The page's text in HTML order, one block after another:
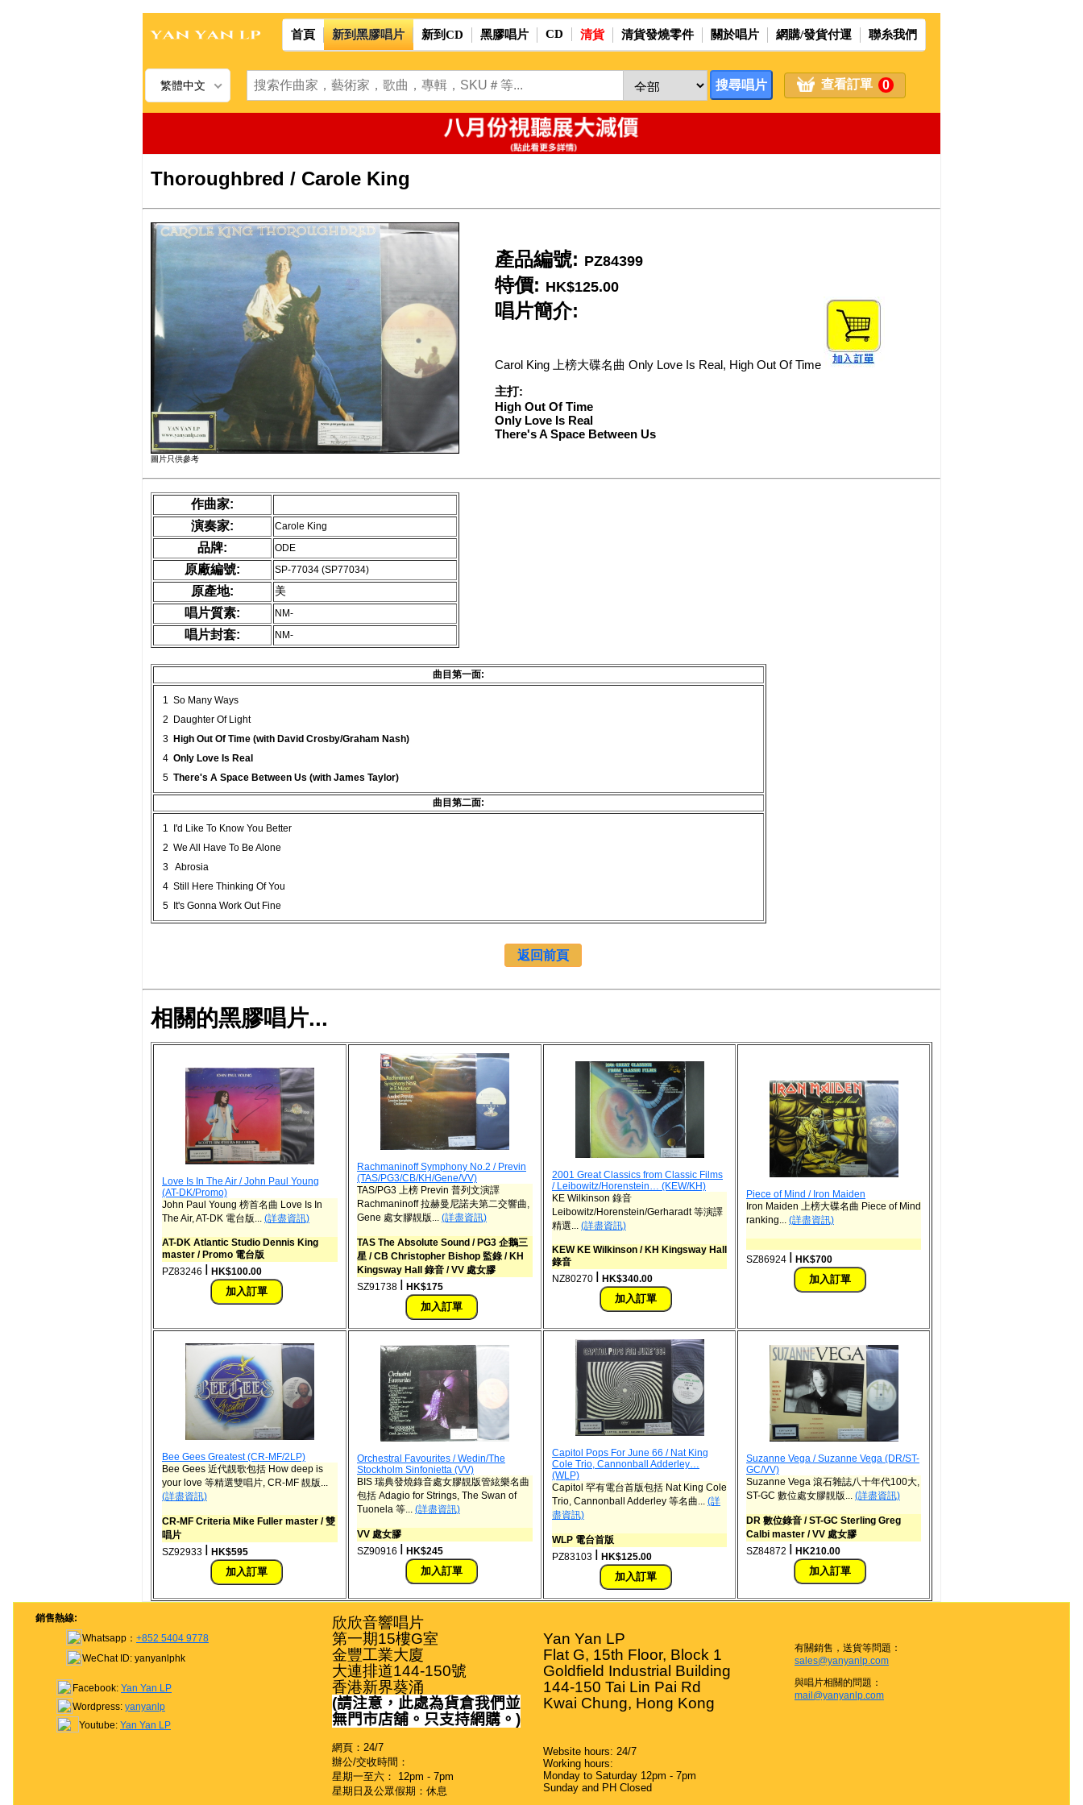
首頁 新到黑膠唱片 新到CD 黑膠唱片 CD 清貨 清貨發燒零件 關於唱片 網購/發貨付運 聯糸我們
繁體中文 查看訂單 0
Thoroughbred / Carole King
圖片只供參考
產品編號: PZ84399
特價: HK$125.00
唱片簡介:
Carol King 上榜大碟名曲 Only Love Is Real, High Out Of Time
主打:
High Out Of Time
Only Love Is Real
There's A Space Between Us
作曲家:
演奏家:
Carole King
品牌: ODE
原廠編號: SP-77034 (SP77034)
原產地: 美
唱片質素: NM-
唱片封套: NM-
曲目第一面:
1 So Many Ways
2 Daughter Of Light
3 High Out Of Time (with David Crosby/Graham Nash)
4 Only Love Is Real
5 There's A Space Between Us (with James Taylor)
曲目第二面:
1 I'd Like To Know You Better
2 We All Have To Be Alone
3 Abrosia
4 Still Here Thinking Of You
5 It's Gonna Work Out Fine
返回前頁
相關的黑膠唱片...
Love Is In The Air / John Paul Young
(AT-DK/Promo)
John Paul Young 榜首名曲 Love Is In
The Air, AT-DK 電台版... (詳盡資訊)
AT-DK Atlantic Studio Dennis King
master / Promo 電台版
PZ83246 ǀ HK$100.00
Rachmaninoff Symphony No.2 / Previn
(TAS/PG3/CB/KH/Gene/VV)
TAS/PG3 上榜 Previn 普列文演譯
Rachmaninoff 拉赫曼尼諾夫第二交響曲,
Gene 處女膠靚版... (詳盡資訊)
TAS The Absolute Sound / PG3 企鵝三
星 / CB Christopher Bishop 監錄 / KH
Kingsway Hall 錄音 / VV 處女膠
SZ91738 ǀ HK$175
2001 Great Classics from Classic Films
/ Leibowitz/Horenstein… (KEW/KH)
KE Wilkinson 錄音
Leibowitz/Horenstein/Gerharadt 等演譯
精選... (詳盡資訊)
KEW KE Wilkinson / KH Kingsway Hall
錄音
NZ80270 ǀ HK$340.00
Piece of Mind / Iron Maiden
Iron Maiden 上榜大碟名曲 Piece of Mind
ranking... (詳盡資訊)
SZ86924 ǀ HK$700
Bee Gees Greatest (CR-MF/2LP)
Bee Gees 近代靚歌包括 How deep is
your love 等精選雙唱片, CR-MF 靚版...
(詳盡資訊)
CR-MF Criteria Mike Fuller master / 雙
唱片
SZ92933 ǀ HK$595
Orchestral Favourites / Wedin/The
Stockholm Sinfonietta (VV)
BIS 瑞典發燒錄音處女膠靚版管絃樂名曲
包括 Adagio for Strings, The Swan of
Tuonela 等... (詳盡資訊)
VV 處女膠
SZ90916 ǀ HK$245
Capitol Pops For June 66 / Nat King
Cole Trio, Cannonball Adderley…
(WLP)
Capitol 罕有電台首版包括 Nat King Cole
Trio, Cannonball Adderley 等名曲... (詳
盡資訊)
WLP 電台首版
PZ83103 ǀ HK$125.00
Suzanne Vega / Suzanne Vega (DR/ST-
GC/VV)
Suzanne Vega 滾石雜誌八十年代100大,
ST-GC 數位處女膠靚版... (詳盡資訊)
DR 數位錄音 / ST-GC Sterling Greg
Calbi master / VV 處女膠
SZ84872 ǀ HK210.00
銷售熱線:
Whatsapp： +852 5404 9778
WeChat ID: yanyanlphk
Facebook: Yan Yan LP
Wordpress: yanyanlp
Youtube: Yan Yan LP
欣欣音響唱片
第一期15樓G室
金豐工業大廈
大連排道144-150號
香港新界葵涌
(請注意，此處為貨倉我們並
無門市店舖。只支持網購。 )
Yan Yan LP
Flat G, 15th Floor, Block 1
Goldfield Industrial Building
144-150 Tai Lin Pai Rd
Kwai Chung, Hong Kong
有關銷售，送貨等問題：
sales@yanyanlp.com
與唱片相關的問題：
mail@yanyanlp.com
網頁：24/7
辦公/交收時間：
星期一至六： 12pm - 7pm
星期日及公眾假期：休息
Website hours: 24/7
Working hours:
Monday to Saturday 12pm - 7pm
Sunday and PH Closed